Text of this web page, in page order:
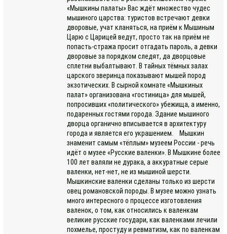
«Мышкины палаты» Вас ждёт множество чудес
мышиного царства: туристов встречают девки
дворовые, учат кланяться, на приём к Мышиным
Царю с Царицей ведут, просто так на приём не
попасть-стража просит отгадать пароль, а девки
дворовые за порядком следят, да дворцовые
сплетни выбалтывают. В тайных тёмных залах
царского зверинца показывают мышей пород
экзотических. В сырной комнате «Мышкиных
палат» организована «гостиница» для мышей,
попросивших «политического» убежища, а именно,
подаренных гостями города. Здание мышиного
дворца органично вписывается в архитектуру
города и является его украшением. Мышкин
знаменит самым «тёплым» музеем России - речь
идёт о музее «Русские валенки». В Мышкине более
100 лет валяли не дурака, а аккуратные серые
валенки, нет-нет, не из мышиной шерсти.
Мышкинские валенки сделаны только из шерсти
овец романовской породы. В музее можно узнать
много интересного о процессе изготовления
валенок, о том, как относились к валенкам
великие русские государи, как валенками лечили
похмелье, простуду и ревматизм, как по валенкам